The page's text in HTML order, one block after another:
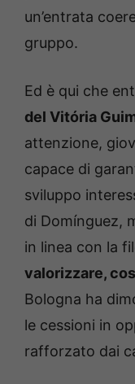
un’entrata
gruppo.
Ed è qui che
del Vitória
attenzione,
capace di
sviluppo
di Domínguez,
in linea con la
valorizzare,
Bologna ha
le cessioni in
rafforzato dai